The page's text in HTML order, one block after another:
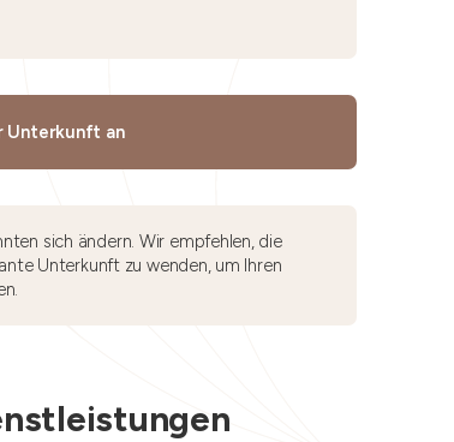
Unterkunft an
sich ändern. Wir empfehlen, die
Unterkunft zu wenden, um Ihren